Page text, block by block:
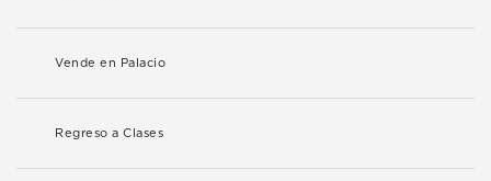
Vende en Palacio
Regreso a Clases